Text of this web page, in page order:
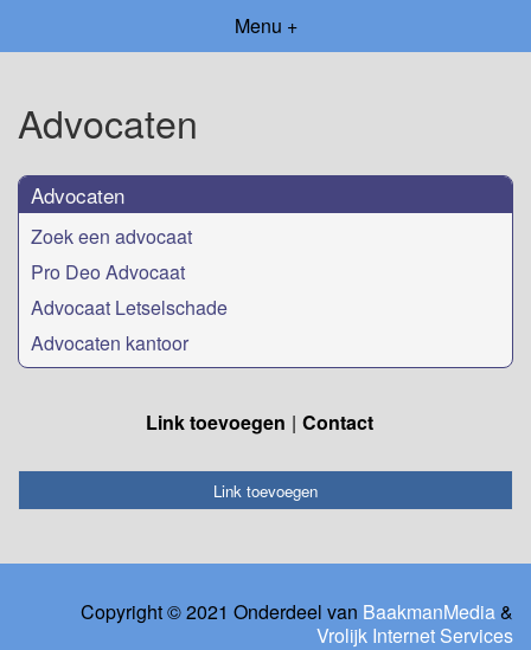
Menu +
Advocaten
Advocaten
Zoek een advocaat
Pro Deo Advocaat
Advocaat Letselschade
Advocaten kantoor
Link toevoegen Contact
Link toevoegen
Copyright © 2021 Onderdeel van BaakmanMedia&
Vrolijk Internet Services